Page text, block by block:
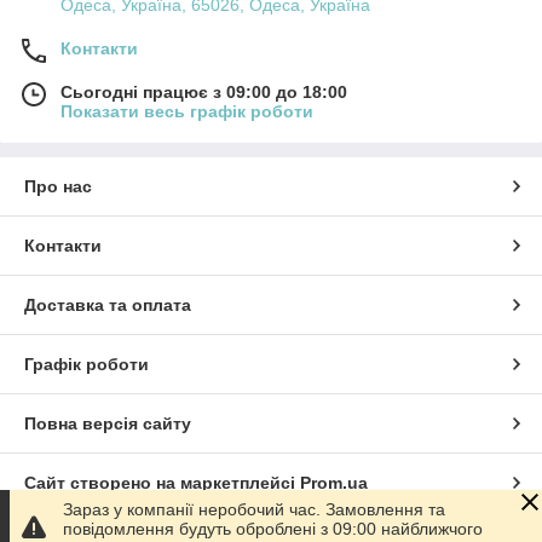
Одеса, Україна, 65026, Одеса, Україна
Контакти
Сьогодні працює з 09:00 до 18:00
Показати весь графік роботи
Про нас
Контакти
Доставка та оплата
Графік роботи
Повна версія сайту
Сайт створено на маркетплейсі Prom.ua
Зараз у компанії неробочий час. Замовлення та
повідомлення будуть оброблені з 09:00 найближчого